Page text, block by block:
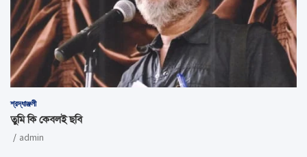
শ্রদ্ধাঞ্জলী
তুমি কি কেবলই ছবি
admin